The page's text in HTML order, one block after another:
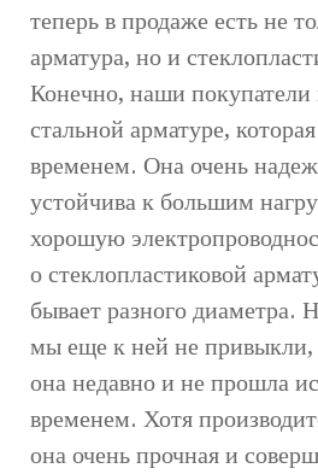
теперь в продаже есть не
арматура, но и
Конечно, наши
стальной арматуре,
временем. Она очень
устойчива к большим
хорошую
о стеклопластиковой
бывает разного диаметра.
мы еще к ней не привыкли,
она недавно и не прошла
временем. Хотя
она очень прочная и